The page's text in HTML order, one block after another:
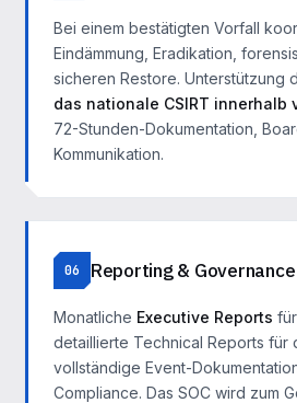
Bei einem bestätigten Vorfall
Eindämmung, Eradikation,
sicheren Restore. Unterstützung
das nationale CSIRT innerhalb
72-Stunden-Dokumentation,
Kommunikation.
06 Reporting & Governance
Monatliche Executive Reports
detaillierte Technical Reports für
vollständige Event-
Compliance. Das SOC wird zum